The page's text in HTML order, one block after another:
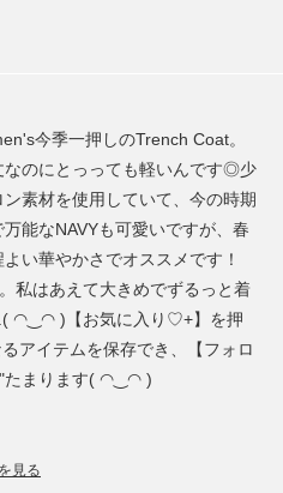
今季一押しのTrench Coat。
なのにとっっても軽いんです◎少
素材を使用していて、今の時期
能なNAVYも可愛いですが、春
い華やかさでオススメです！
私はあえて大きめでずるっと着
◠‿◠ )【お気に入り♡+】を押
アイテムを保存でき、【フォロ
たまります( ◠‿◠ )
見る